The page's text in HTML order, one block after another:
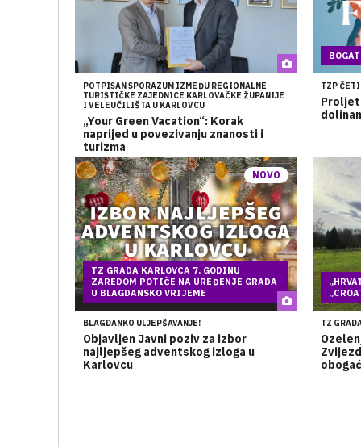
POTPISAN SPORAZUM IZMEĐU REGIONALNE
TURISTIČKE ZAJEDNICE KARLOVAČKE ŽUPANIJE
I VELEUČILIŠTA U KARLOVCU
„Your Green Vacation“: Korak
naprijed u povezivanju znanosti i
turizma
TZP
NOVO
TZ GRADA KARLOVCA 7. GODINU
ZAREDOM POTIČE NA UREĐENJE GRADA
U BLAGDANSKO VRIJEME
BLAGDANKO ULJEPŠAVANJE!
Objavljen Javni poziv za izbor
najljepšeg adventskog izloga u
Karlovcu
TZ